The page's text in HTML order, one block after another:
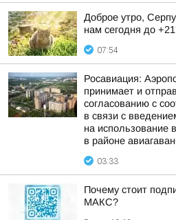
Доброе утро,
нам сегодня до
07:54
Росавиация:
принимает и
согласованию с
в связи с
на использование
в районе
03:33
Почему стоит
МАКС?